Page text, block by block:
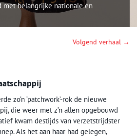
met belangrijke nationale en
Volgend verhaal →
zo’n ‘patchwork’-rok de nieuwe
die weer met z’n allen opgebouwd
kwam destijds van verzetstrijdster
Als het aan haar had gelegen,